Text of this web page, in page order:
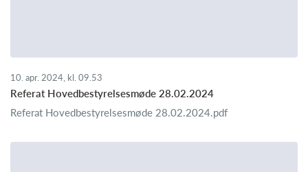
10. apr. 2024, kl. 09.53
Referat Hovedbestyrelsesmøde 28.02.2024
Referat Hovedbestyrelsesmøde 28.02.2024.pdf